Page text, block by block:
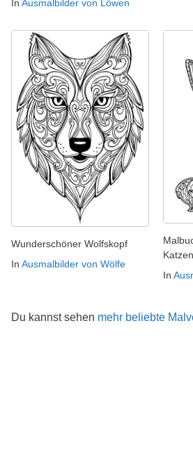
In Ausmalbilder von Löwen
Wunderschöner Wolfskopf
In Ausmalbilder von Wölfe
In
Du kannst sehen mehr beliebte